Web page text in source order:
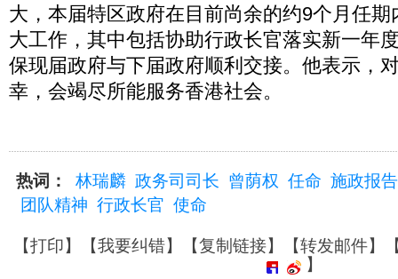
大，本届特区政府在目前尚余的约9个月任
大工作，其中包括协助行政长官落实新一年
保现届政府与下届政府顺利交接。他表示，
幸，会竭尽所能服务香港社会。
热词： 林瑞麟 政务司司长 曾荫权 任命 施政报告
团队精神 行政长官 使命
【打印】【我要纠错】【复制链接】【转发邮件】
】